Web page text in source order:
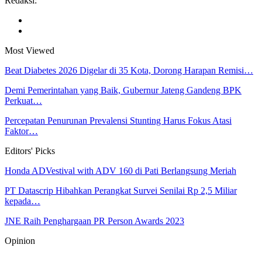
Most Viewed
Beat Diabetes 2026 Digelar di 35 Kota, Dorong Harapan Remisi…
Demi Pemerintahan yang Baik, Gubernur Jateng Gandeng BPK
Perkuat…
Percepatan Penurunan Prevalensi Stunting Harus Fokus Atasi
Faktor…
Editors' Picks
Honda ADVestival with ADV 160 di Pati Berlangsung Meriah
PT Datascrip Hibahkan Perangkat Survei Senilai Rp 2,5 Miliar
kepada…
JNE Raih Penghargaan PR Person Awards 2023
Opinion